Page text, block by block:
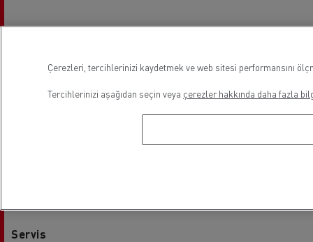
Servis
Çerezleri, tercihlerinizi kaydetmek ve web sitesi performansını
Tercihlerinizi aşağıdan seçin veya çerezler hakkında daha fazla